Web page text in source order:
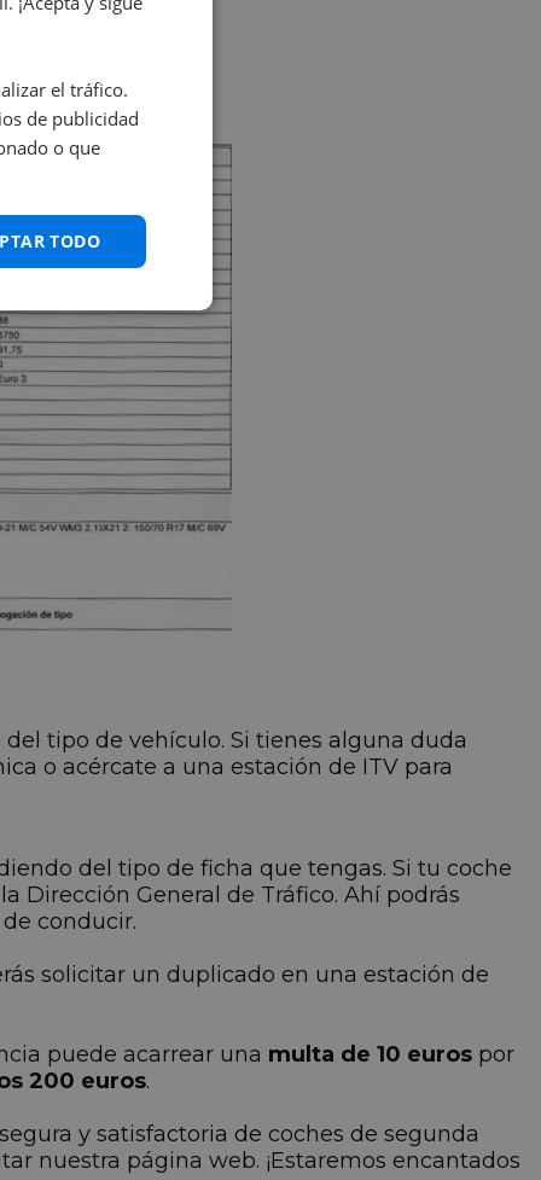
tipo de vehículo. Si tienes alguna duda
o acércate a una estación de ITV para
del tipo de ficha que tengas. Si tu coche
Dirección General de Tráfico. Ahí podrás
conducir.
solicitar un duplicado en una estación de
puede acarrear una multa de 10 euros por
200 euros.
y satisfactoria de coches de segunda
nuestra página web. ¡Estaremos encantados
el tráfico.
de publicidad
o que
TODO